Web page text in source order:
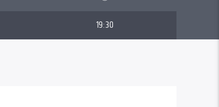
19:30